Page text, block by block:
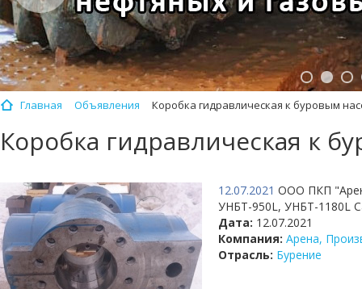
Главная Объявления Коробка гидравлическая к буровым
Коробка гидравлическая к
12.07.2021 ООО ПКП
УНБТ-950L, УНБТ-1180L
Дата: 12.07.2021
Компания: Арена,
Отрасль: Бурение